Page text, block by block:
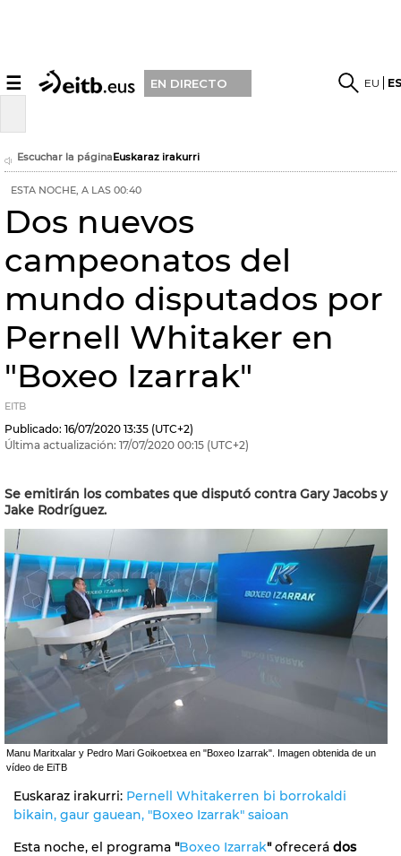
☰ EN DIRECTO EU
Escuchar la páginaEuskaraz irakurri
ESTA NOCHE, A LAS 00:40
Dos nuevos
campeonatos del
mundo disputados por
Pernell Whitaker en
"Boxeo Izarrak"
EITB
Publicado: 16/07/2020 13:35 (UTC+2)
Última actualización: 17/07/2020 00:15 (UTC+2)
Se emitirán los combates que disputó contra Gary Jacobs y
Jake Rodríguez.
Manu Maritxalar y Pedro Mari Goikoetxea en "Boxeo Izarrak". Imagen obtenida de un
vídeo de EiTB
Euskaraz irakurri: Pernell Whitakerren bi borrokaldi
bikain, gaur gauean, "Boxeo Izarrak" saioan
Esta noche, el programa "Boxeo Izarrak"ofrecerá dos